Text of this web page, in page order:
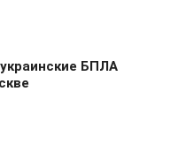
БПЛА